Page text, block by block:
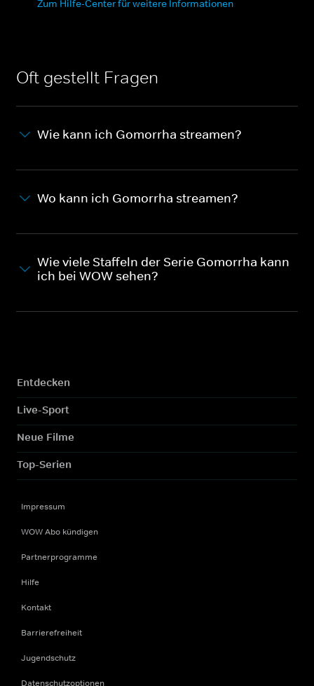
Zum Hilfe-Center für weitere Informationen
Oft gestellt Fragen
Wie kann ich Gomorrha streamen?
Wo kann ich Gomorrha streamen?
Wie viele Staffeln der Serie Gomorrha kann
ich bei WOW sehen?
Entdecken
Live-Sport
Neue Filme
Top-Serien
Impressum
WOW Abo kündigen
Partnerprogramme
Hilfe
Kontakt
Barrierefreiheit
Jugendschutz
Datenschutzoptionen